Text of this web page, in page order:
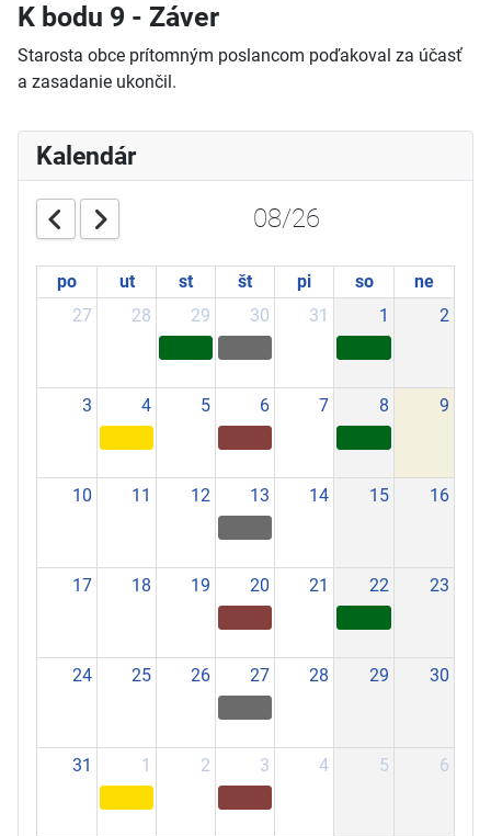
K bodu 9 - Záver
Starosta obce prítomným poslancom poďakoval za účasť
a zasadanie ukončil.
Kalendár
08/26
po ut st št pi so
ne
27
28 29 30 31 1 2
3 4 5 6 7 8 9
10 11 12 13 14 15 16
17 18 19 20 21 22 23
24 25 26 27 28 29 30
31 1 2 3 4 5 6